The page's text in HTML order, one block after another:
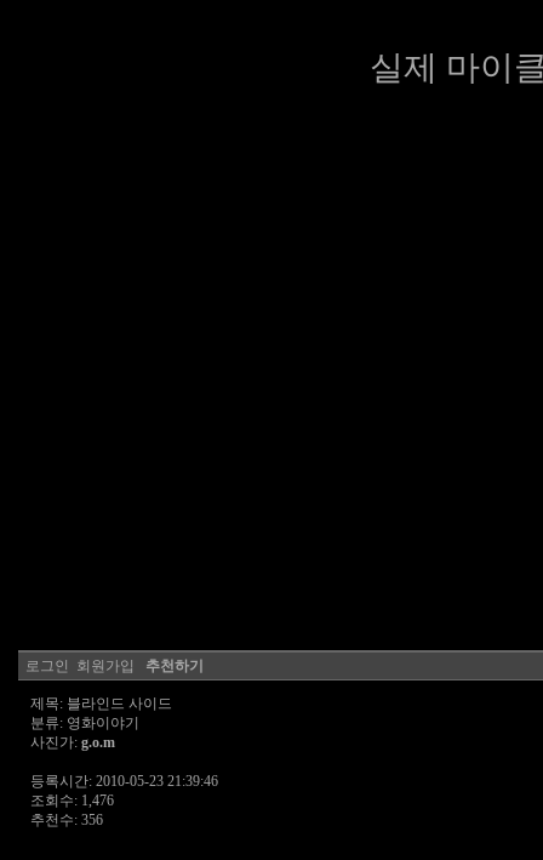
실제 마이
로그인 회원가입 추천하기
제목: 블라인드 사이드
분류: 영화이야기
사진가: g.o.m
등록시간: 2010-05-23 21:39:46
조회수: 1,476
추천수: 356